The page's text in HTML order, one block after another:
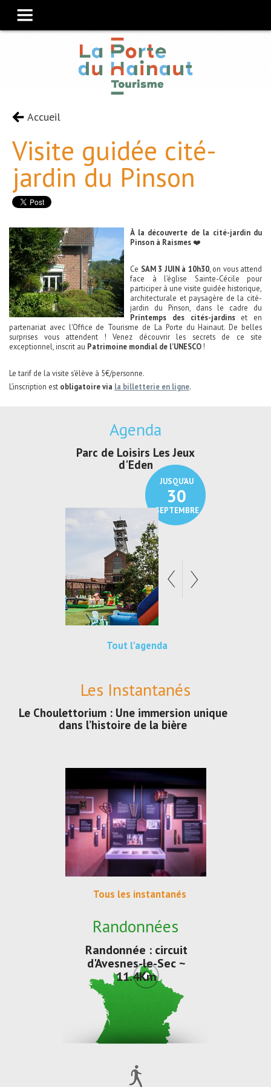
Accueil
Visite guidée cité-
jardin du Pinson
À la découverte de la cité-jardin du
Pinson à Raismes ❤️
Ce SAM 3 JUIN à 10h30, on vous attend
face à l’église Sainte-Cécile pour
participer à une visite guidée historique,
architecturale et paysagère de la cité-
jardin du Pinson, dans le cadre du
Printemps des cités-jardinset en
partenariat avec l'Office de Tourisme de La Porte du Hainaut. De belles
surprises vous attendent ! Venez découvrir les secrets de ce site
exceptionnel, inscrit au Patrimoine mondial de l’UNESCO !
Le tarif de la visite s’élève à 5€/personne.
L’inscription est obligatoire via la billetterie en ligne.
Agenda
JUSQU'AU
30
SEPTEMBRE
Parc de Loisirs Les Jeux
d'Eden
Tout l'agenda
Les Instantanés
Le Choulettorium : Une immersion unique
dans l’histoire de la bière
Tous les instantanés
Randonnées
Randonnée : circuit
d'Avesnes-le-Sec ~
11.4Km